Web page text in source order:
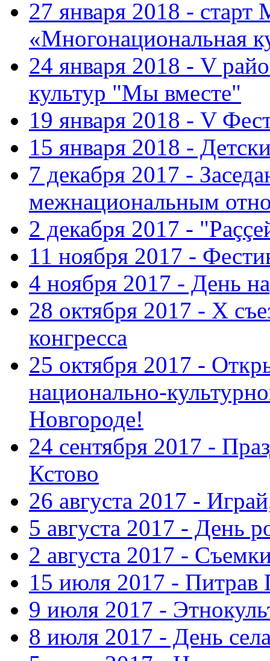
27 января 2018 - старт
«Многонациональная
24 января 2018 - V
культур "Мы вместе"
19 января 2018 - V
15 января 2018 -
7 декабря 2017 -
межнациональным
2 декабря 2017 -
11 ноября 2017 -
4 ноября 2017 - День
28 октября 2017 - Х
конгресса
25 октября 2017 -
национально-
Новгороде!
24 сентября 2017 -
Кстово
26 августа 2017 -
5 августа 2017 - День
2 августа 2017 -
15 июля 2017 - Питрав
9 июля 2017 -
8 июля 2017 - День